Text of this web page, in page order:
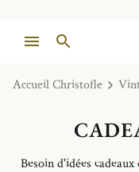
Accueil Christofle
Besoin d'idées